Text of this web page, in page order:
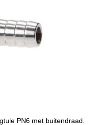
PN6 met buitendraad.